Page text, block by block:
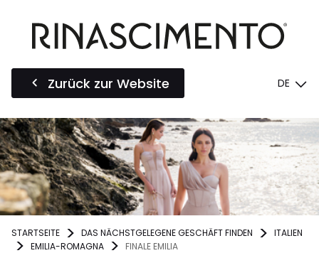
Zurück zur Website DE
STARTSEITE DAS NÄCHSTGELEGENE GESCHÄFT FINDEN
ITALIEN
EMILIA-ROMAGNA
FINALE EMILIA